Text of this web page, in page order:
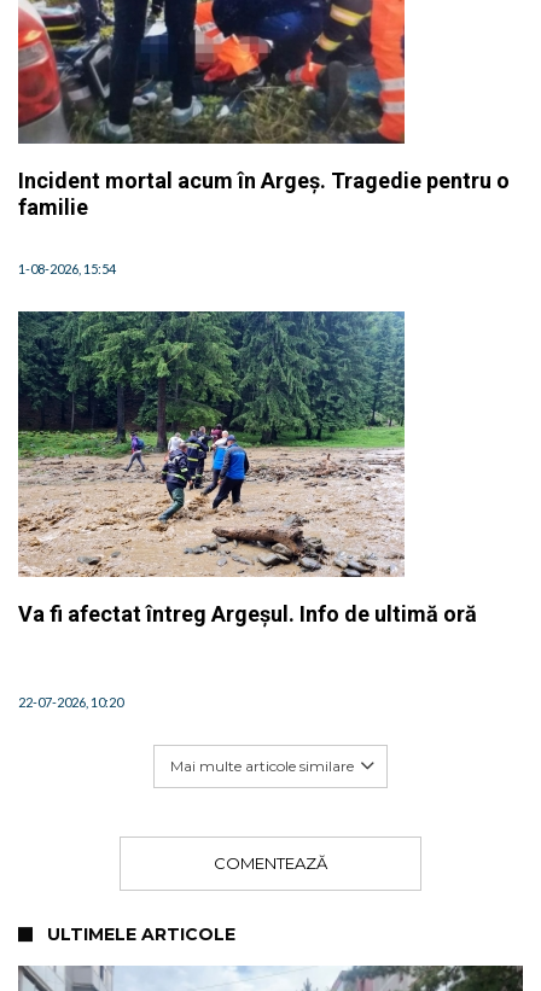
Incident mortal acum în Argeș. Tragedie pentru o
familie
1-08-2026, 15:54
Va fi afectat întreg Argeșul. Info de ultimă oră
22-07-2026, 10:20
Mai multe articole similare
COMENTEAZĂ
ULTIMELE ARTICOLE